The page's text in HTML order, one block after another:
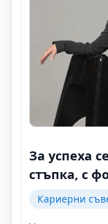
За успеха
стъпка, с
Кариерни